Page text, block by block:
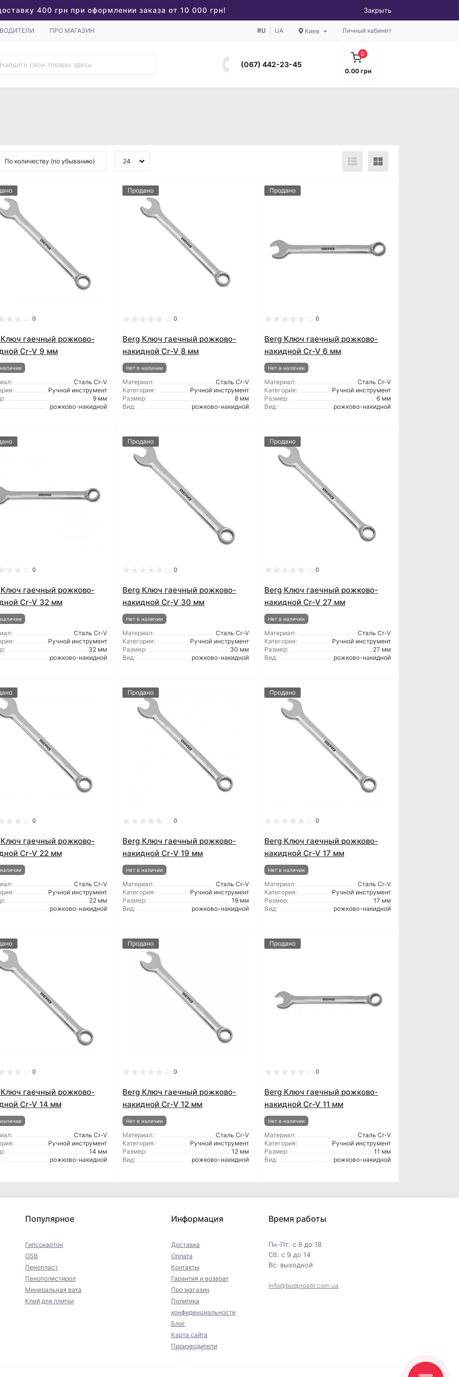
400 грн при оформлении заказа от 10 000 грн! Закрыть
ПРО МАГАЗИН RU UA Киев Личный кабинет
(067) 442-23-45
0
0.00 грн
0
гаечный рожково-
Cr-V 9 мм
Сталь Cr-V
Ручной инструмент
9 мм
рожково-накидной
Продано
0
Berg Ключ гаечный рожково-
накидной Cr-V 8 мм
Нет в наличии
Материал:
Сталь Cr-V
Категория:
Ручной инструмент
Размер:
8 мм
Вид:
рожково-накидной
Продано
0
Berg Ключ гаечный рожково-
накидной Cr-V 6 мм
Нет в наличии
Материал:
Сталь Cr-V
Категория:
Ручной инструмент
Размер:
6 мм
Вид:
рожково-накидной
0
гаечный рожково-
Cr-V 32 мм
Сталь Cr-V
Ручной инструмент
32 мм
рожково-накидной
Продано
0
Berg Ключ гаечный рожково-
накидной Cr-V 30 мм
Нет в наличии
Материал:
Сталь Cr-V
Категория:
Ручной инструмент
Размер:
30 мм
Вид:
рожково-накидной
Продано
0
Berg Ключ гаечный рожково-
накидной Cr-V 27 мм
Нет в наличии
Материал:
Сталь Cr-V
Категория:
Ручной инструмент
Размер:
27 мм
Вид:
рожково-накидной
0
гаечный рожково-
Cr-V 22 мм
Сталь Cr-V
Ручной инструмент
22 мм
рожково-накидной
Продано
0
Berg Ключ гаечный рожково-
накидной Cr-V 19 мм
Нет в наличии
Материал:
Сталь Cr-V
Категория:
Ручной инструмент
Размер:
19 мм
Вид:
рожково-накидной
Продано
0
Berg Ключ гаечный рожково-
накидной Cr-V 17 мм
Нет в наличии
Материал:
Сталь Cr-V
Категория:
Ручной инструмент
Размер:
17 мм
Вид:
рожково-накидной
0
гаечный рожково-
Cr-V 14 мм
Сталь Cr-V
Ручной инструмент
14 мм
рожково-накидной
Продано
0
Berg Ключ гаечный рожково-
накидной Cr-V 12 мм
Нет в наличии
Материал:
Сталь Cr-V
Категория:
Ручной инструмент
Размер:
12 мм
Вид:
рожково-накидной
Продано
0
Berg Ключ гаечный рожково-
накидной Cr-V 11 мм
Нет в наличии
Материал:
Сталь Cr-V
Категория:
Ручной инструмент
Размер:
11 мм
Вид:
рожково-накидной
Популярное
Гипсокартон
OSB
Пенопласт
Пенополистирол
Минеральная вата
Клей для плитки
Информация
Доставка
Оплата
Контакты
Гарантия и возврат
Про магазин
Политика
конфиденциальности
Блог
Карта сайта
Производители
Время работы
Пн-Пт: с 8 до 18
Сб: с 9 до 14
Вс: выходной
info@budprostir.com.ua